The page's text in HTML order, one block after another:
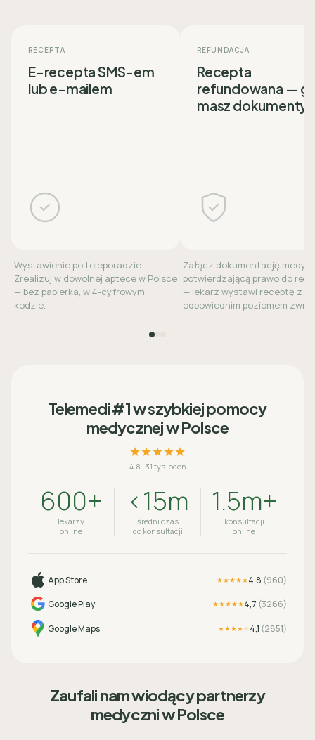
RECEPTA
E-recepta SMS-em
lub e-mailem
Wystawienie po teleporadzie.
Zrealizuj w dowolnej aptece w Polsce
— bez papierka, w 4-cyfrowym
kodzie.
REFUNDACJA
Recepta
refundowana —
masz dokumenty
Załącz dokumentację
potwierdzającą prawo do
— lekarz wystawi receptę z
odpowiednim poziomem
Telemedi #1 w szybkiej pomocy
medycznej w Polsce
★★★★★
4.8 · 31 tys. ocen
600+
lekarzy
online
<15m
średni czas
do konsultacji
1.5m+
konsultacji
online
App Store ★★★★★4,8 (960)
Google Play
★★★★★4,7 (3266)
Google Maps ★★★★★4,1 (2851)
Zaufali nam wiodący partnerzy
medyczni w Polsce